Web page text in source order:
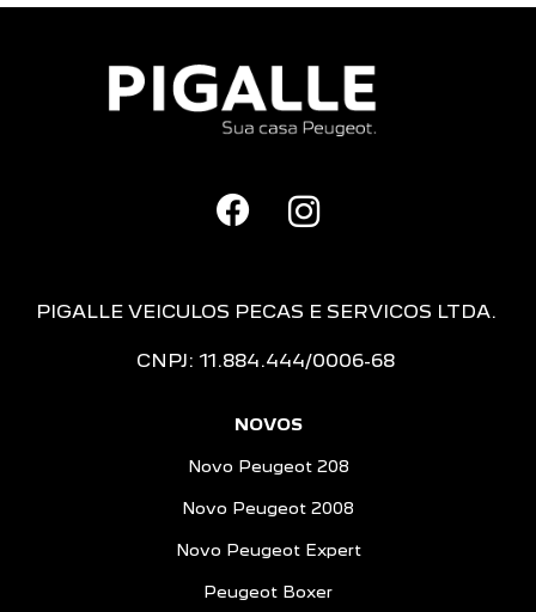
PIGALLE VEICULOS PECAS E SERVICOS LTDA.
CNPJ: 11.884.444/0006-68
NOVOS
Novo Peugeot 208
Novo Peugeot 2008
Novo Peugeot Expert
Peugeot Boxer